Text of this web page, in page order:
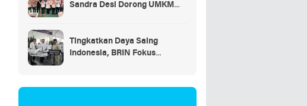
Sandra Desi Dorong UMKM
Tingkatkan Daya Saing
Indonesia, BRIN Fokus